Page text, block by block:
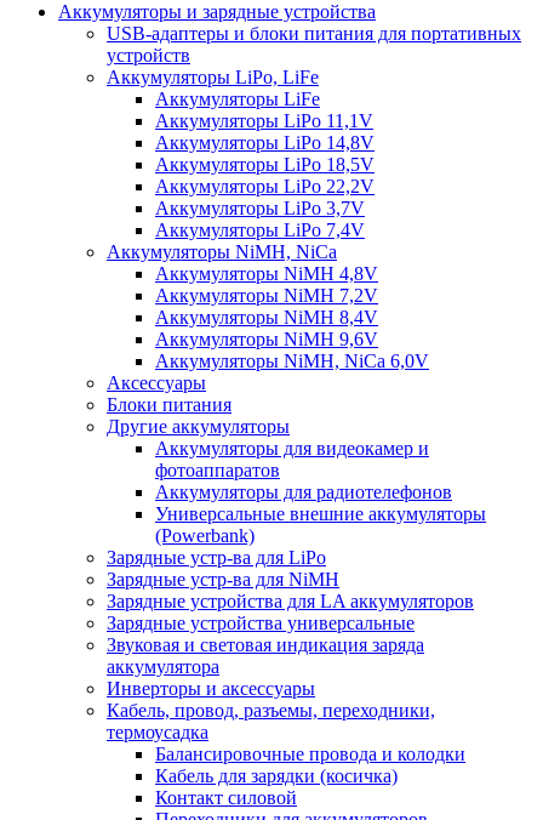
Аккумуляторы и зарядные устройства
USB-адаптеры и блоки питания для портативных
устройств
Аккумуляторы LiPo, LiFe
Аккумуляторы LiFe
Аккумуляторы LiPo 11,1V
Аккумуляторы LiPo 14,8V
Аккумуляторы LiPo 18,5V
Аккумуляторы LiPo 22,2V
Аккумуляторы LiPo 3,7V
Аккумуляторы LiPo 7,4V
Аккумуляторы NiMH, NiCa
Аккумуляторы NiMH 4,8V
Аккумуляторы NiMH 7,2V
Аккумуляторы NiMH 8,4V
Аккумуляторы NiMH 9,6V
Аккумуляторы NiMH, NiCa 6,0V
Аксессуары
Блоки питания
Другие аккумуляторы
Аккумуляторы для видеокамер и
фотоаппаратов
Аккумуляторы для радиотелефонов
Универсальные внешние аккумуляторы
(Powerbank)
Зарядные устр-ва для LiPo
Зарядные устр-ва для NiMH
Зарядные устройства для LA аккумуляторов
Зарядные устройства универсальные
Звуковая и световая индикация заряда
аккумулятора
Инверторы и аксессуары
Кабель, провод, разъемы, переходники,
термоусадка
Балансировочные провода и колодки
Кабель для зарядки (косичка)
Контакт силовой